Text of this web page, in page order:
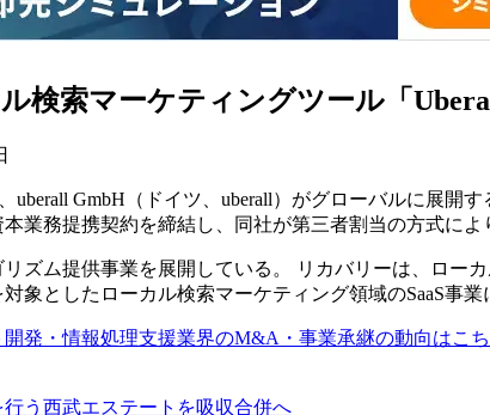
検索マーケティングツール「
uberall GmbH（ドイツ、uberall）がグローバルに展
本業務提携契約を締結し、同社が第三者割当の方式に
リズム提供事業を展開している。 リカバリーは、ロー
象としたローカル検索マーケティング領域のSaaS事
発・情報処理支援業界のM&A・事業承継の動向はこ
う西武エステートを吸収合併へ